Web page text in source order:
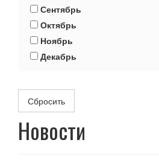
Сентябрь
Октябрь
Ноябрь
Декабрь
Сбросить
Новости